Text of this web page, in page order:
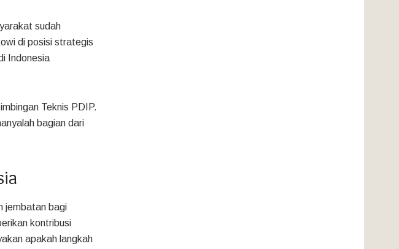
sudah
di posisi strategis
Indonesia
Teknis PDIP.
bagian dari
jembatan bagi
kontribusi
apakah langkah